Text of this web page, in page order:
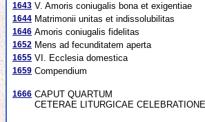
1643 V. Amoris coniugalis bona et exigentiae
1644 Matrimonii unitas et indissolubilitas
1646 Amoris coniugalis fidelitas
1652 Mens ad fecunditatem aperta
1655 VI. Ecclesia domestica
1659 Compendium
1666 CAPUT QUARTUM
CETERAE LITURGICAE